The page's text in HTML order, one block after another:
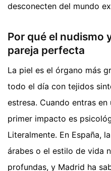
desconecten del mundo
Por qué el nudismo
pareja perfecta
La piel es el órgano más
todo el día con tejidos
estresa. Cuando entras
primer impacto es
Literalmente. En España,
árabes o el estilo de vida
profundas, y Madrid ha